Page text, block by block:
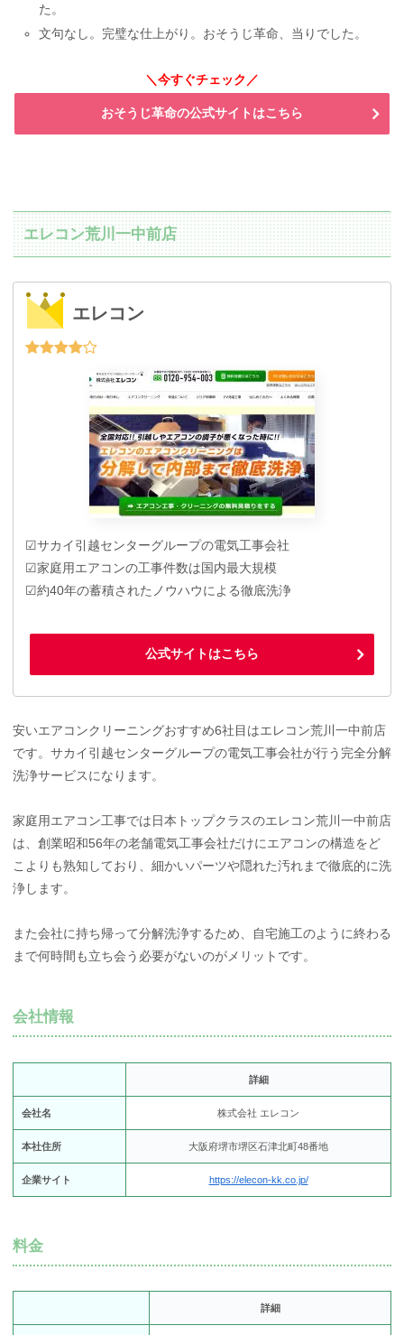
た。
文句なし。完璧な仕上がり。おそうじ革命、当りでした。
＼今すぐチェック／
おそうじ革命の公式サイトはこちら
エレコン荒川一中前店
エレコン
☑サカイ引越センターグループの電気工事会社
☑家庭用エアコンの工事件数は国内最大規模
☑約40年の蓄積されたノウハウによる徹底洗浄
公式サイトはこちら
安いエアコンクリーニングおすすめ6社目はエレコン荒川一中前店
です。サカイ引越センターグループの電気工事会社が行う完全分解
洗浄サービスになります。
家庭用エアコン工事では日本トップクラスのエレコン荒川一中前店
は、創業昭和56年の老舗電気工事会社だけにエアコンの構造をど
こよりも熟知しており、細かいパーツや隠れた汚れまで徹底的に洗
浄します。
また会社に持ち帰って分解洗浄するため、自宅施工のように終わる
まで何時間も立ち会う必要がないのがメリットです。
会社情報
詳細
会社名 株式会社 エレコン
本社住所 大阪府堺市堺区石津北町48番地
企業サイト https://elecon-kk.co.jp/
料金
詳細